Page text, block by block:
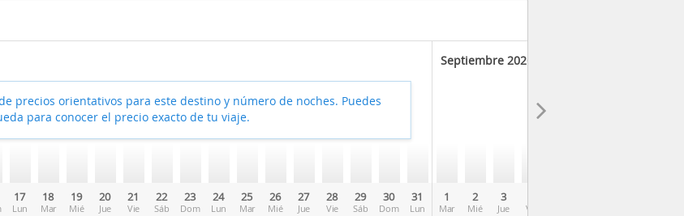
17
Lun
18
Mar
19
Mié
20
Jue
21
Vie
22
Sáb
23
Dom
24
Lun
25
Mar
26
Mié
27
Jue
28
Vie
29
Sáb
30
Dom
31
Lun
Septiembre 2026
1
Mar
2
Mié
3
Jue Vie
precios orientativos para este destino y número de noches. Puedes
para conocer el precio exacto de tu viaje.